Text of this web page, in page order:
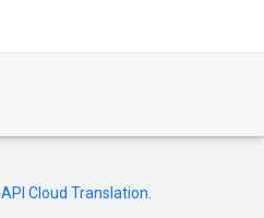
API Cloud Translation